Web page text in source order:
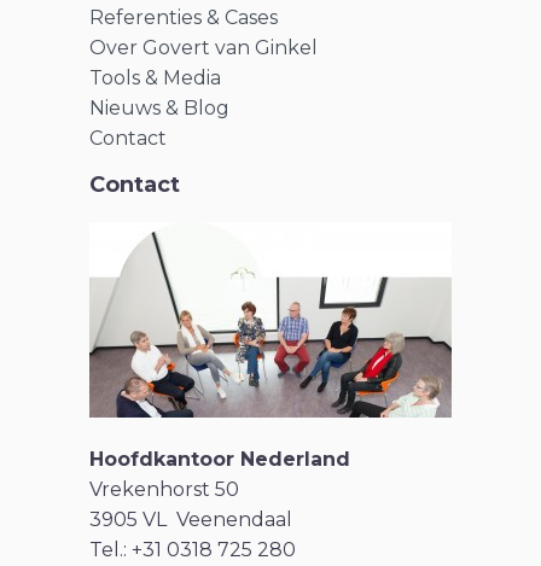
Referenties & Cases
Over Govert van Ginkel
Tools & Media
Nieuws & Blog
Contact
Contact
Hoofdkantoor Nederland
Vrekenhorst 50
3905 VL Veenendaal
Tel.: +31 0318 725 280